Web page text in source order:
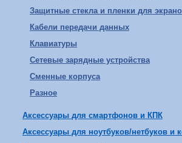
Защитные стекла и пленки для
Кабели передачи данных
Клавиатуры
Сетевые зарядные устройства
Сменные корпуса
Разное
Аксессуары для смартфонов и КПК
Аксессуары для ноутбуков/нетбуков и